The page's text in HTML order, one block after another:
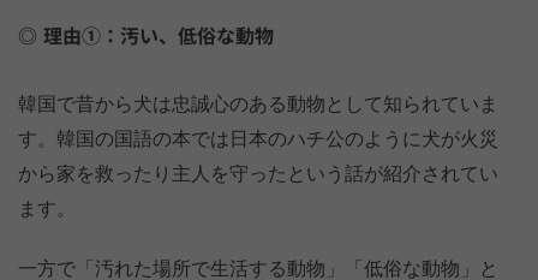
理由①：汚い、低俗な動物
韓国で昔から犬は忠誠心のある動物として知られていま
す。韓国の国語の本では日本のハチ公のように犬が火災
から家を救ったり主人を守ったという話が紹介されてい
ます。
一方で「汚れた場所で生活する動物」「低俗な動物」と